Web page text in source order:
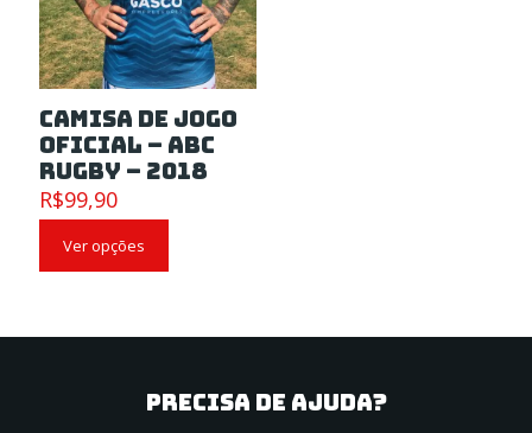
Camisa de Jogo
Oficial – ABC
RUGBY – 2018
R$99,90
Ver opções
PRECISA DE AJUDA?